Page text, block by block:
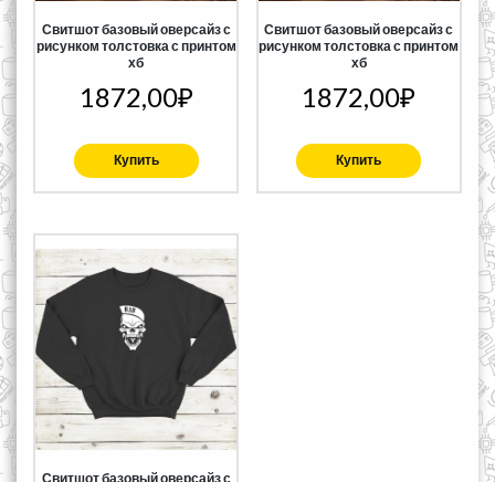
Свитшот базовый оверсайз с
рисунком толстовка с принтом
хб
1872,00₽
Купить
Свитшот базовый оверсайз с
рисунком толстовка с принтом
хб
1872,00₽
Купить
Свитшот базовый оверсайз с